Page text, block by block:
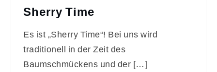
Sherry Time
Es ist „Sherry Time“! Bei uns wird
traditionell in der Zeit des
Baumschmückens und der […]